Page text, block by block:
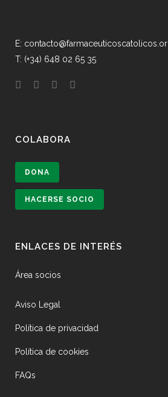
E:
T: (+34) 648 02 65 35
COLABORA
DONA
HACERSE SOCIO
ENLACES DE INTERÉS
Área socios
Aviso Legal
Política de privacidad
Política de cookies
FAQs